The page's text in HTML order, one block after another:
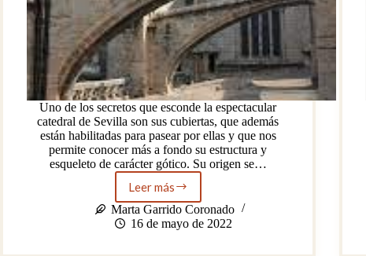
Uno de los secretos que esconde la espectacular
catedral de Sevilla son sus cubiertas, que además
están habilitadas para pasear por ellas y que nos
permite conocer más a fondo su estructura y
esqueleto de carácter gótico. Su origen se…
Leer más
Visita
las
cubiertas
Marta Garrido Coronado
16 de mayo de 2022